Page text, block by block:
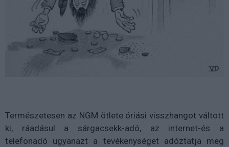
Természetesen az NGM ötlete óriási visszhangot váltott
ki, ráadásul a sárgacsekk-adó, az internet-és a
telefonadó ugyanazt a tevékenységet adóztatja meg